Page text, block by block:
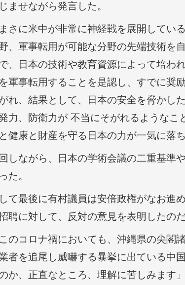
ませながら発言した。
まさに米中が非常に神経戦を展開してい
、軍事転用が可能な分野の先端技術を
、日本の技術や教育資源によって培わ
軍事転用することを是認し、すでに奨
れ、結果として、日本の安全を脅かし
力、防衛力が 不当にそがれるようなこ
健康と財産を守る日本の力が一気に落
しながら、日本の学術会議の二重基準
た。
て最後に有村議員は安倍政権がなお進
聘に対して、反対の意見を表明したのだ
このコロナ禍においても、沖縄県の尖閣
者を追尾し威嚇する暴挙に出ている中
か、正直なところ、理解に苦しみます」